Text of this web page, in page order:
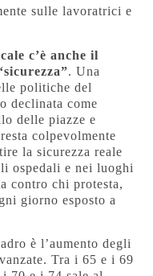
sulle lavoratrici e
c’è anche il
. Una
politiche del
declinata come
delle piazze e
colpevolmente
la sicurezza reale
ospedali e nei luoghi
contro chi protesta,
giorno esposto a
è l’aumento degli
Tra i 65 e i 69